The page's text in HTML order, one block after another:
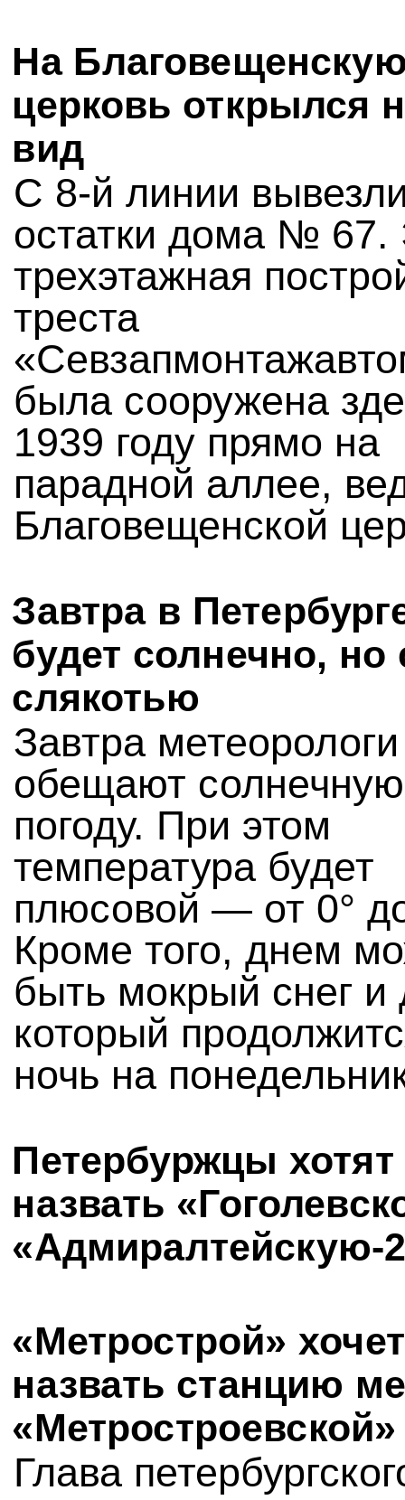
На
церковь открылся
вид
С 8-й линии
остатки дома № 67.
трехэтажная
треста
была сооружена
1939 году прямо на
парадной аллее,
Благовещенской
Завтра в
будет солнечно, но
слякотью
Завтра метеорологи
обещают солнечную
погоду. При этом
температура будет
плюсовой — от 0°
Кроме того, днем
быть мокрый снег и
который
ночь на
Петербуржцы хотят
назвать
«Адмиралтейскую-
«Метрострой» хочет
назвать станцию
«Метростроевской»
Глава